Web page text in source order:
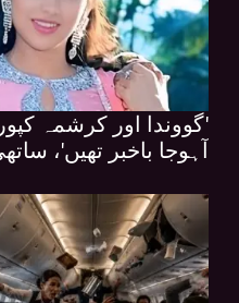
'گووندا اور کرشمہ
آہوجا باخبر تھیں'،